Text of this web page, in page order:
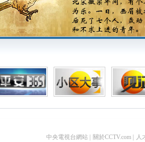
中央電視台網站 關於CCTV.com 人